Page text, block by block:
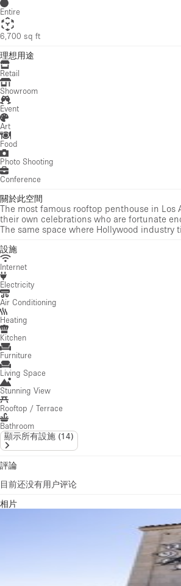
Entire
6,700 sq ft
理想用途
Retail
Showroom
Event
Art
Food
Photo Shooting
Conference
關於此空間
The most famous rooftop penthouse in
their own celebrations who are fortunate
The same space where Hollywood
設施
Internet
Electricity
Air Conditioning
Heating
Kitchen
Furniture
Living Space
Stunning View
Rooftop / Terrace
Bathroom
顯示所有設施 (14)
評論
目前还没有用户评论
相片